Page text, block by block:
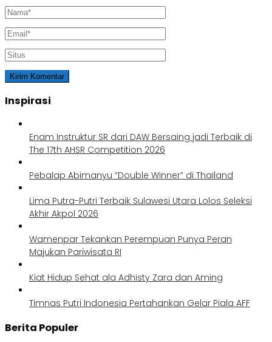
Inspirasi
Enam Instruktur SR dari DAW Bersaing jadi Terbaik di
The 17th AHSR Competition 2026
Pebalap Abimanyu “Double Winner” di Thailand
Lima Putra-Putri Terbaik Sulawesi Utara Lolos Seleksi
Akhir Akpol 2026
Wamenpar Tekankan Perempuan Punya Peran
Majukan Pariwisata RI
Kiat Hidup Sehat ala Adhisty Zara dan Aming
Timnas Putri Indonesia Pertahankan Gelar Piala AFF
Berita Populer